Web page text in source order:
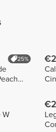
25%
W